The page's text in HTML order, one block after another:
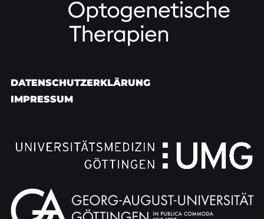
DATENSCHUTZERKLÄRUNG
IMPRESSUM